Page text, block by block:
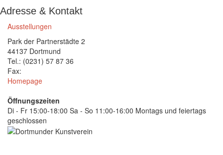
Adresse & Kontakt
Ausstellungen
Park der Partnerstädte 2
44137 Dortmund
Tel.: (0231) 57 87 36
Fax:
Homepage
Öffnungszeiten
Di - Fr 15:00-18:00 Sa - So 11:00-16:00 Montags und feiertags
geschlossen